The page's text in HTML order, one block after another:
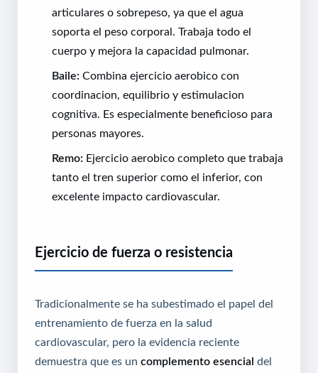
articulares o sobrepeso, ya que el agua
soporta el peso corporal. Trabaja todo el
cuerpo y mejora la capacidad pulmonar.
Baile: Combina ejercicio aerobico con
coordinacion, equilibrio y estimulacion
cognitiva. Es especialmente beneficioso para
personas mayores.
Remo: Ejercicio aerobico completo que trabaja
tanto el tren superior como el inferior, con
excelente impacto cardiovascular.
Ejercicio de fuerza o resistencia
Tradicionalmente se ha subestimado el papel del
entrenamiento de fuerza en la salud
cardiovascular, pero la evidencia reciente
demuestra que es un complemento esencial del